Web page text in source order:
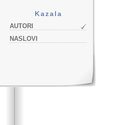
Kazala
AUTORI
NASLOVI